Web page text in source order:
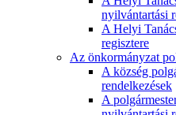
nyilvántartási
A Helyi
regisztere
Az önkormányzat
A község
rendelkezések
A